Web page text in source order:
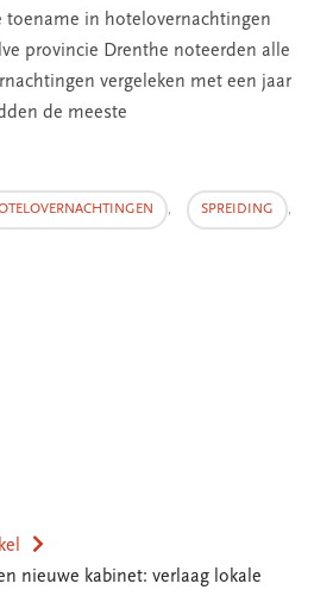
toename in hotelovernachtingen
provincie Drenthe noteerden alle
vergeleken met een jaar
de meeste
, SPREIDING ,
nieuwe kabinet: verlaag lokale